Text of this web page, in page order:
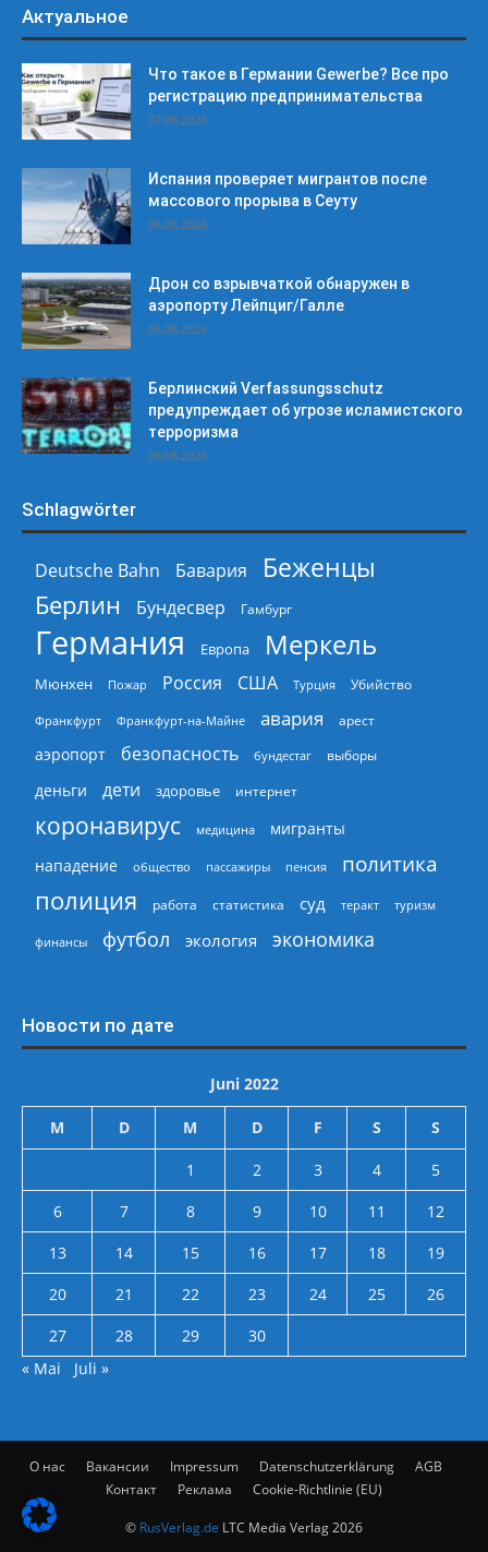
Актуальное
Что такое в Германии Gewerbe? Все про
регистрацию предпринимательства
07.08.2026
Испания проверяет мигрантов после
массового прорыва в Сеуту
06.08.2026
Дрон со взрывчаткой обнаружен в
аэропорту Лейпциг/Галле
06.08.2026
Берлинский Verfassungsschutz
предупреждает об угрозе исламистского
терроризма
06.08.2026
Schlagwörter
Deutsche Bahn Бавария
Беженцы
Берлин
Бундесвер Гамбург
Германия Европа Меркель
Мюнхен Пожар Россия США Турция Убийство
Франкфурт Франкфурт-на-Майне авария арест
аэропорт безопасность бундестаг выборы
деньги дети здоровье интернет
коронавирус медицина
мигранты
нападение
общество пассажиры пенсия политика
полиция работа статистика суд теракт туризм
финансы футбол экология экономика
Новости по дате
Juni 2022
M D M D F S S
1 2 3 4
5
6
7 8 9 10 11
12
13
14 15 16 17 18
19
20
21 22 23 24 25
26
27
28 29
30
« Mai
Juli »
О нас Вакансии Impressum Datenschutzerklärung
AGB
Контакт
Реклама Cookie-Richtlinie (EU)
© RusVerlag.de LTC Media Verlag 2026